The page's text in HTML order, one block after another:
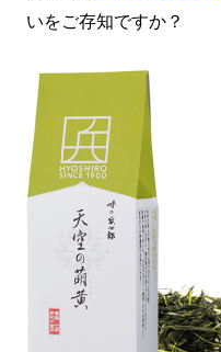
いをご存知ですか？